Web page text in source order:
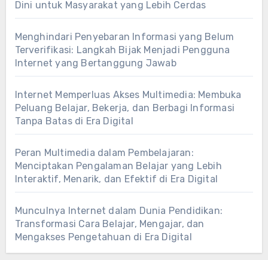
Dini untuk Masyarakat yang Lebih Cerdas
Menghindari Penyebaran Informasi yang Belum
Terverifikasi: Langkah Bijak Menjadi Pengguna
Internet yang Bertanggung Jawab
Internet Memperluas Akses Multimedia: Membuka
Peluang Belajar, Bekerja, dan Berbagi Informasi
Tanpa Batas di Era Digital
Peran Multimedia dalam Pembelajaran:
Menciptakan Pengalaman Belajar yang Lebih
Interaktif, Menarik, dan Efektif di Era Digital
Munculnya Internet dalam Dunia Pendidikan:
Transformasi Cara Belajar, Mengajar, dan
Mengakses Pengetahuan di Era Digital